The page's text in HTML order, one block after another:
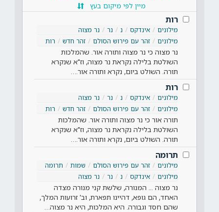
מיין לפי מיקום בעץ
רות
מילונים אינדקס נ נר
נר מצוה
מילונים
זהר עם פירוש הסולם זהר חדש רות
נר מצוה כי נר מצוה ותורה אור. שהמלכות
השולטת בלילה נקראת נר מצוה, וז"א שנקרא
תורה. השולט ביום, נקרא ותורה אור.…
רות
מילונים אינדקס נ נר
נר מצוה
מילונים
זהר עם פירוש הסולם זהר חדש רות
תורה אור כי נר מצוה ותורה אור. שהמלכות
השולטת בלילה נקראת נר מצוה, וז"א שנקרא
תורה. השולט ביום, נקרא ותורה אור.…
תרומה
מילונים זהר עם פירוש הסולם שמות
תרומה
מילונים
אינדקס נ נר נר מצוה
נר מצוה ... המנורה, שלשת קני מנורה מצדה
האחד, הם גופא, דהיינו תפארת, וב' זרועות המלך,
שהם חסד וגבורה. היא המלכות, היא נר מצוה…